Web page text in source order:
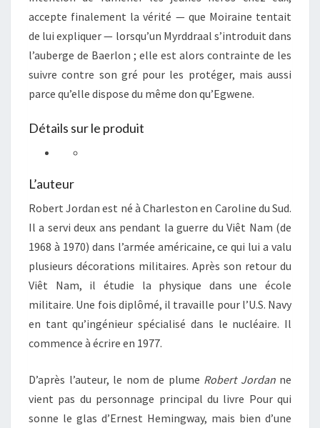
accepte finalement la vérité — que Moiraine tentait
de lui expliquer — lorsqu’un Myrddraal s’introduit dans
l’auberge de Baerlon ; elle est alors contrainte de les
suivre contre son gré pour les protéger, mais aussi
parce qu’elle dispose du même don qu’Egwene.
Détails sur le produit
L’auteur
Robert Jordan est né à Charleston en Caroline du Sud.
Il a servi deux ans pendant la guerre du Viêt Nam (de
1968 à 1970) dans l’armée américaine, ce qui lui a valu
plusieurs décorations militaires. Après son retour du
Viêt Nam, il étudie la physique dans une école
militaire. Une fois diplômé, il travaille pour l’U.S. Navy
en tant qu’ingénieur spécialisé dans le nucléaire. Il
commence à écrire en 1977.
D’après l’auteur, le nom de plume Robert Jordanne
vient pas du personnage principal du livre Pour qui
sonne le glas d’Ernest Hemingway, mais bien d’une